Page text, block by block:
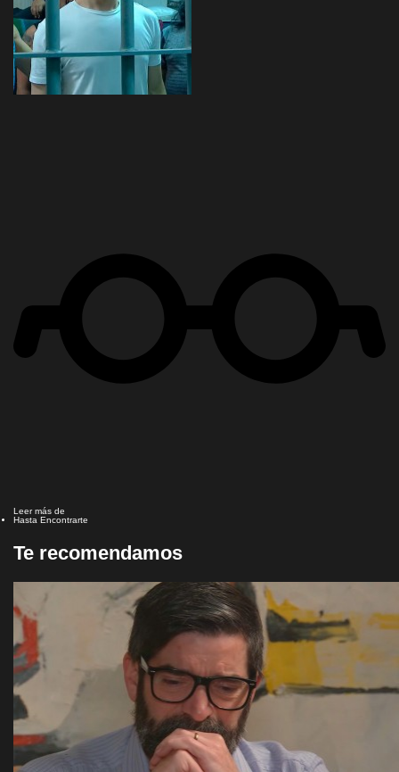
Leer más de
Hasta Encontrarte
Te recomendamos